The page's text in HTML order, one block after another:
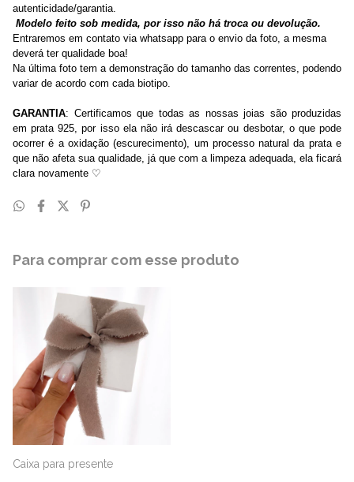
autenticidade/garantia.
Modelo feito sob medida, por isso não há troca ou devolução.
Entraremos em contato via whatsapp para o envio da foto, a mesma
deverá ter qualidade boa!
Na última foto tem a demonstração do tamanho das correntes, podendo
variar de acordo com cada biotipo.
GARANTIA: Certificamos que todas as nossas joias são produzidas
em prata 925, por isso ela não irá descascar ou desbotar, o que pode
ocorrer é a oxidação (escurecimento), um processo natural da prata e
que não afeta sua qualidade, já que com a limpeza adequada, ela ficará
clara novamente ♡
Para comprar com esse produto
Caixa para presente